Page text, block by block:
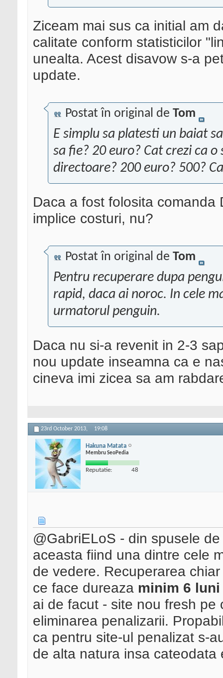
Ziceam mai sus ca initial am
calitate conform statisticilor
unealta. Acest disavow s-a
update.
Postat în original de Tom
E simplu sa platesti un baiat
sa fie? 20 euro? Cat crezi ca
directoare? 200 euro? 500?
Daca a fost folosita
implice costuri, nu?
Postat în original de Tom
Pentru recuperare dupa
rapid, daca ai noroc. In cele
urmatorul penguin.
Daca nu si-a revenit in 2-3
nou update inseamna ca e
cineva imi zicea sa am
23rd October 2013, 19:08
Hakuna Matata
Membru SeoPedia
Reputatie: 48
@GabriELoS - din spusele
aceasta fiind una dintre cele
de vedere. Recuperarea
ce face dureaza minim 6 luni
ai de facut - site nou fresh
eliminarea penalizarii.
ca pentru site-ul penalizat s-
de alta natura insa